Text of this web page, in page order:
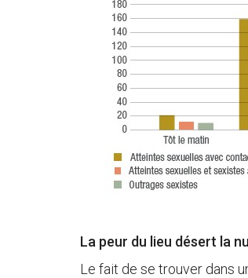
La peur du lieu désert la
Le fait de se trouver dans